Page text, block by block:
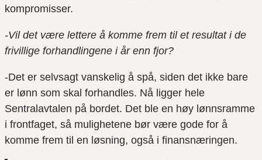
kompromisser.
-Vil det være lettere å komme frem til et resultat i de
frivillige forhandlingene i år enn fjor?
-Det er selvsagt vanskelig å spå, siden det ikke bare
er lønn som skal forhandles. Nå ligger hele
Sentralavtalen på bordet. Det ble en høy lønnsramme
i frontfaget, så mulighetene bør være gode for å
komme frem til en løsning, også i finansnæringen.